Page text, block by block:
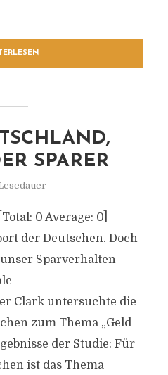
SPARER
0 Average: 0]
der Deutschen. Doch
Sparverhalten
Clark untersuchte die
zum Thema „Geld
der Studie: Für
ist das Thema